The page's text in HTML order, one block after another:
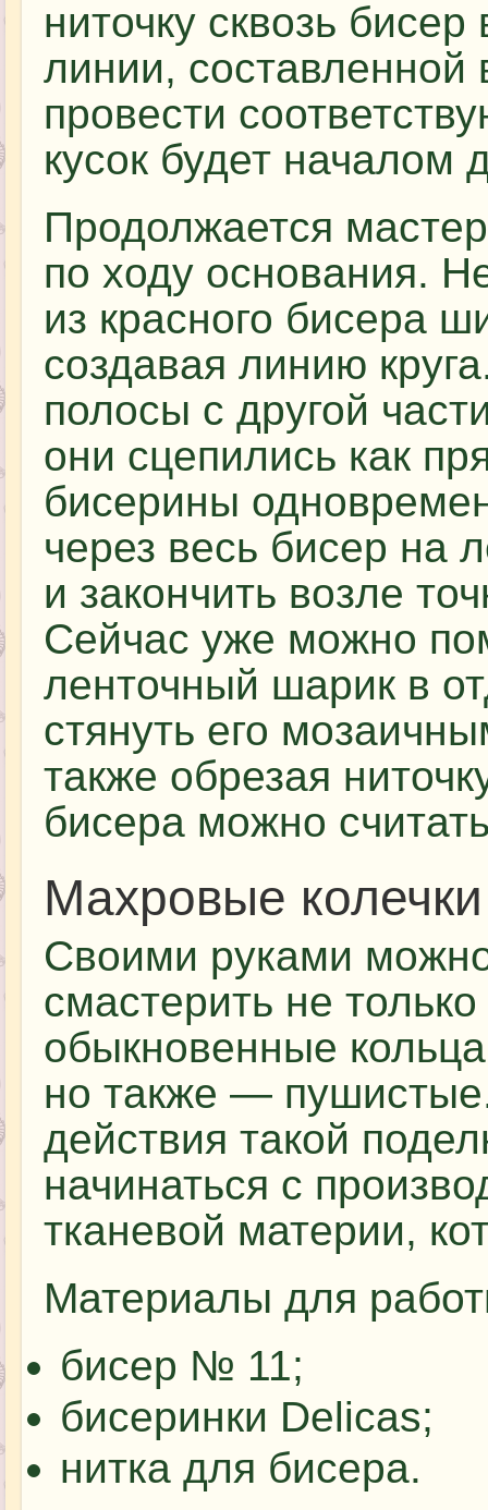
ниточку сквозь
линии, составленной
провести
кусок будет началом
Продолжается
по ходу основания.
из красного бисера
создавая линию
полосы с другой
они сцепились как
бисерины
через весь бисер на
и закончить возле
Сейчас уже можно
ленточный шарик в
стянуть его
также обрезая
бисера можно
Махровые
Своими руками
смастерить не только
обыкновенные
но также —
действия такой
начинаться с
тканевой материи,
Материалы для
бисер № 11;
бисеринки Delicas;
нитка для бисера.